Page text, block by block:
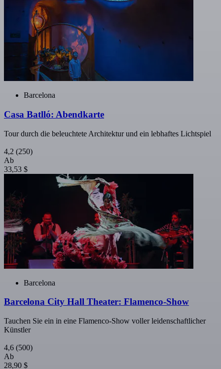
Barcelona
Casa Batlló: Abendkarte
Tour durch die beleuchtete Architektur und ein lebhaftes Lichtspiel
4,2 (250)
Ab
33,53 $
Barcelona
Barcelona City Hall Theater: Flamenco-Show
Tauchen Sie ein in eine Flamenco-Show voller leidenschaftlicher
Künstler
4,6 (500)
Ab
28,90 $